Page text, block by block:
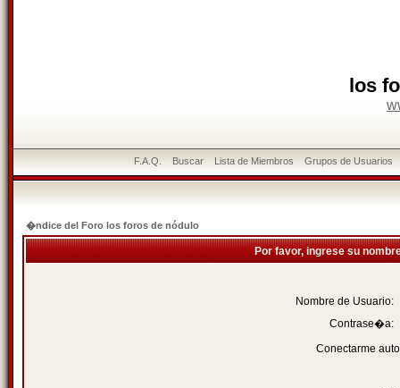
los
F.A.Q. Buscar Lista de Miembros Grupos de Usuarios
�ndice del Foro los foros de nódulo
Por favor, ingrese su
Nombre de Usuario:
Contrase�a:
Conectarme